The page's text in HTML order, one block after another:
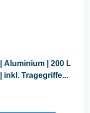
Aluminium | 200 L
inkl. Tragegriffe...